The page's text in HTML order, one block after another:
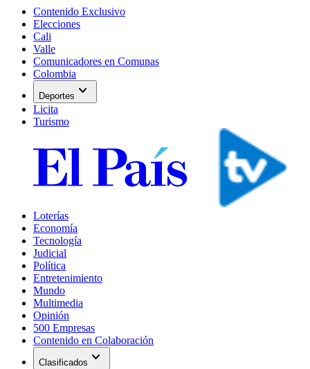
Contenido Exclusivo
Elecciones
Cali
Valle
Comunicadores en Comunas
Colombia
Deportes expand_more
Licita
Turismo
Loterías
Economía
Tecnología
Judicial
Política
Entretenimiento
Mundo
Multimedia
Opinión
500 Empresas
Contenido en Colaboración
Clasificados expand_more